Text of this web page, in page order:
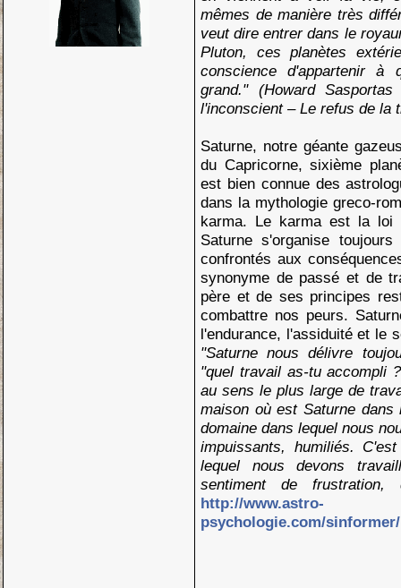
mêmes de manière très
veut dire entrer dans le
Pluton, ces planètes
conscience d'appartenir à
grand." (Howard
l'inconscient – Le refus de la
Saturne, notre géante
du Capricorne, sixième
est bien connue des
dans la mythologie greco-
karma. Le karma est la loi
Saturne s'organise
confrontés aux
synonyme de passé et de
père et de ses principes
combattre nos peurs.
l'endurance, l'assiduité et le
"Saturne nous délivre
"quel travail as-tu accompli
au sens le plus large de
maison où est Saturne dans
domaine dans lequel nous
impuissants, humiliés.
lequel nous devons
sentiment de
http://www.astro-
psychologie.com/